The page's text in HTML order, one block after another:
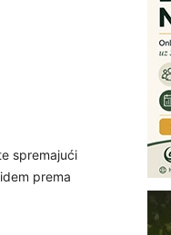
spremajući
prema